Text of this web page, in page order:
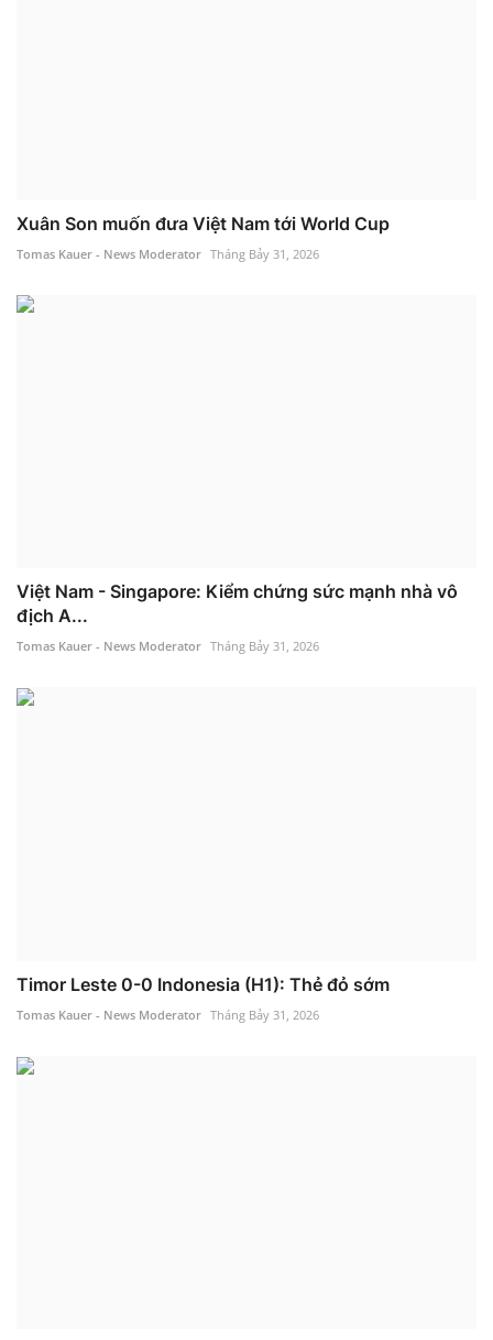
Xuân Son muốn đưa Việt Nam tới World Cup
Tomas Kauer - News Moderator Tháng Bảy 31, 2026
Việt Nam - Singapore: Kiểm chứng sức mạnh nhà vô
địch A...
Tomas Kauer - News Moderator Tháng Bảy 31, 2026
Timor Leste 0-0 Indonesia (H1): Thẻ đỏ sớm
Tomas Kauer - News Moderator Tháng Bảy 31, 2026